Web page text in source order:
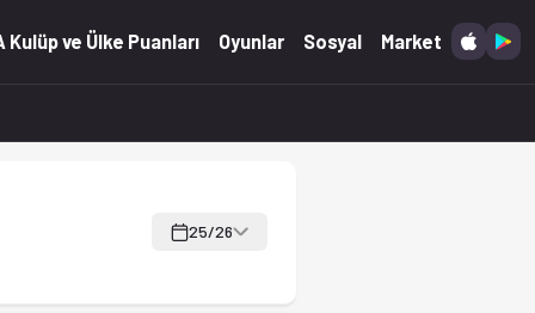
skor Ofsayt'ta.
Kulüp ve Ülke Puanları Oyunlar Sosyal Market
25/26